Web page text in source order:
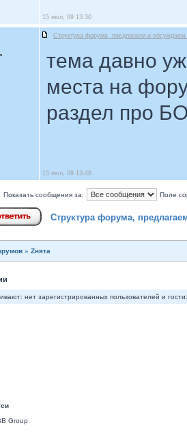
15 июл, 09 13:30
Структура форума, предлагаем и обсуждаем.
тема давно
места на
раздел про
15 июл, 09 13:48
Показать сообщения за: Поле
Структура форума,
» Zнята
нет зарегистрированных пользователей и
Group